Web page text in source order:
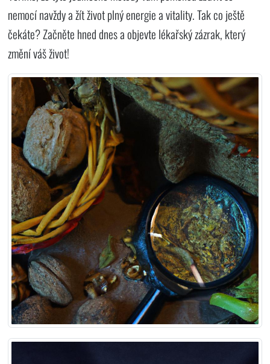
nemocí navždy a žít život plný energie a vitality. Tak co ještě
čekáte? Začněte hned dnes a objevte lékařský zázrak, který
změní váš život!